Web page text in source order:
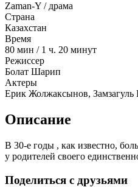
Zaman-Y / драма
Страна
Казахстан
Время
80 мин / 1 ч. 20 минут
Режиссер
Болат Шарип
Актеры
Ерик Жолжаксынов,
Описание
В 30-е годы , как известно,
у родителей своего
Поделиться с друзьями